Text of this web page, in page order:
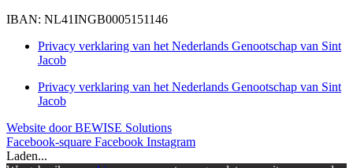
IBAN: NL41INGB0005151146
Privacy verklaring van het Nederlands Genootschap van Sint
Jacob
Privacy verklaring van het Nederlands Genootschap van Sint
Jacob
Website door BEWISE Solutions
Facebook-square Facebook Instagram
Laden...